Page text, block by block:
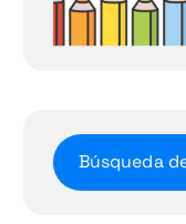
Búsqueda